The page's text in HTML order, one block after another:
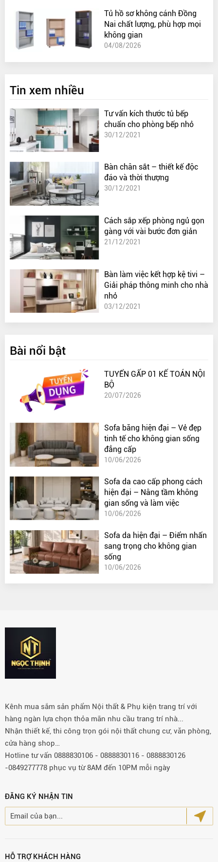
Tủ hồ sơ không cánh Đồng
Nai chất lượng, phù hợp mọi
không gian
04/08/2026
Tin xem nhiều
Tư vấn kích thước tủ bếp
chuẩn cho phòng bếp nhỏ
30/12/2021
Bàn chân sắt – thiết kế độc
đáo và thời thượng
30/12/2021
Cách sắp xếp phòng ngủ gọn
gàng với vài bước đơn giản
21/12/2021
Bàn làm việc kết hợp kệ tivi –
Giải pháp thông minh cho nhà
nhỏ
03/12/2021
Bài nổi bật
TUYỂN GẤP 01 KẾ TOÁN NỘI
BỘ
20/07/2026
Sofa băng hiện đại – Vẻ đẹp
tinh tế cho không gian sống
đẳng cấp
10/06/2026
Sofa da cao cấp phong cách
hiện đại – Nâng tầm không
gian sống và làm việc
10/06/2026
Sofa da hiện đại – Điểm nhấn
sang trọng cho không gian
sống
10/06/2026
Kênh mua sắm sản phẩm Nội thất & Phụ kiện trang trí với
hàng ngàn lựa chọn thỏa mãn nhu cầu trang trí nhà...
Nhận thiết kế, thi công trọn gói nội thất chung cư, văn phòng,
cửa hàng shop…
Hotline tư vấn 0888830106 - 0888830116 - 0888830126
-0849277778 phục vụ từ 8AM đến 10PM mỗi ngày
ĐĂNG KÝ NHẬN TIN
HỖ TRỢ KHÁCH HÀNG